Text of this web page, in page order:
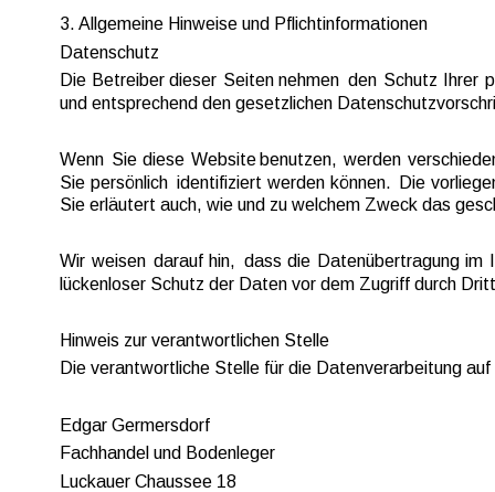
3. Allgemeine Hinweise und Pflicht­informationen
Datenschutz
Die Betreiber dieser Seiten nehmen den Schutz Ihrer
und entsprechend den gesetzlichen
Wenn Sie diese Website benutzen, werden
Sie persönlich identifiziert werden können. Die
Sie erläutert auch, wie und zu welchem Zweck das
Wir weisen darauf hin, dass die Datenübertragung im
lückenloser Schutz der Daten vor dem Zugriff durch
Hinweis zur verantwortlichen Stelle
Die verantwortliche Stelle für die Datenverarbeitung
Edgar Germersdorf
Fachhandel und Bodenleger
Luckauer Chaussee 18